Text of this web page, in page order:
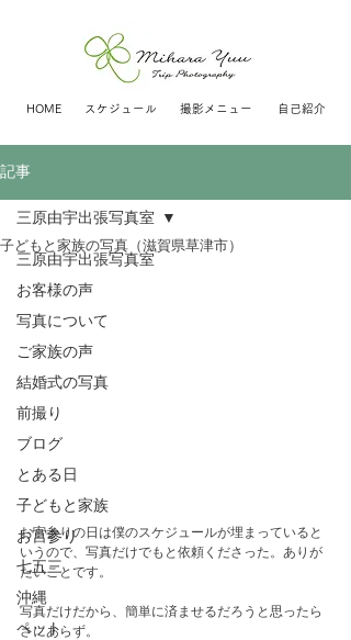
HOME スケジュール 撮影メニュー 自己紹介
記事
三原由宇出張写真室
お客様の声
写真について
ご家族の声
結婚式の写真
前撮り
ブログ
とある日
子どもと家族
お宮参り
七五三
沖縄
ペット
三原由宇出張写真室
子どもと家族の写真（滋賀県草津市）
お宮参りの日は僕のスケジュールが埋まっていると
いうので、写真だけでもと依頼くださった。ありが
たいことです。
写真だけだから、簡単に済ませるだろうと思ったら
さにあらず。